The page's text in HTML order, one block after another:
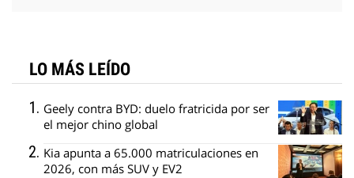
LO MÁS LEÍDO
Geely contra BYD: duelo fratricida por ser
el mejor chino global
Kia apunta a 65.000 matriculaciones en
2026, con más SUV y EV2